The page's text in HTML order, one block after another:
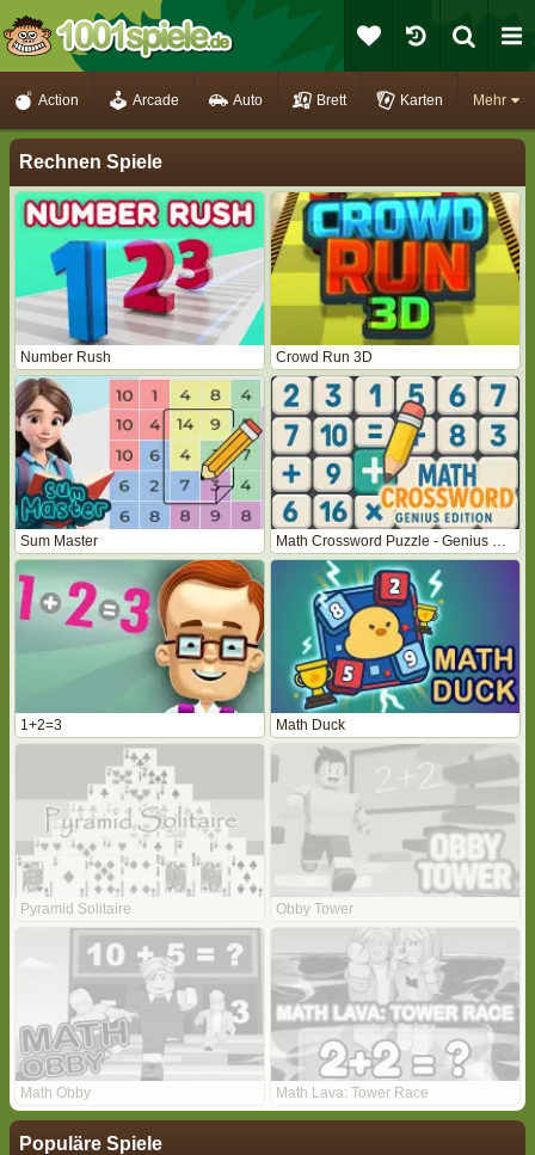
Mehr
Action Arcade Auto Brett Karten
Rechnen Spiele
Number Rush Crowd Run 3D
Sum Master Math Crossword Puzzle - Genius Edition
1+2=3 Math Duck
Pyramid Solitaire Obby Tower
Math Obby Math Lava: Tower Race
Populäre Spiele